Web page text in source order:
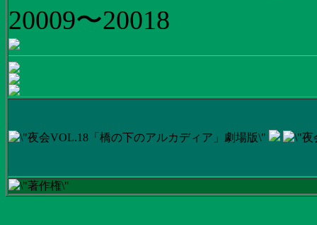
20009〜20018